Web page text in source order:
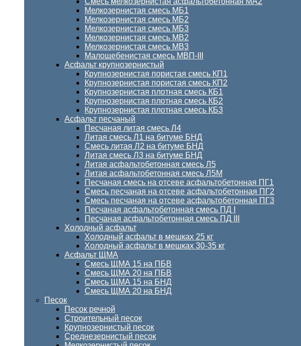
Мелкозернистая смесь МБ1
Мелкозернистая смесь МБ2
Мелкозернистая смесь МБ3
Мелкозернистая смесь МВ2
Мелкозернистая смесь МВ3
Малощебенистая смесь МВП-III
Асфальт крупнозернистый
Крупнозернистая пористая смесь КП1
Крупнозернистая пористая смесь КП2
Крупнозернистая плотная смесь КБ1
Крупнозернистая плотная смесь КБ2
Крупнозернистая плотная смесь КБ3
Асфальт песчаный
Песчаная литая смесь Л4
Литая смесь Л1 на битуме БНД
Смесь литая Л2 на битуме БНД
Литая смесь Л3 на битуме БНД
Литая асфальтобетонная смесь Л5
Литая асфальтобетонная смесь Л5М
Песчаная смесь на отсеве асфальтобетонная ПГ1
Смесь песчаная на отсеве асфальтобетонная ПГ2
Смесь песчаная на отсеве асфальтобетонная ПГ3
Песчаная асфальтобетонная смесь ПД I
Песчаная асфальтобетонная смесь ПД III
Холодный асфальт
Холодный асфальт в мешках 25 кг
Холодный асфальт в мешках 30-35 кг
Асфальт ЩМА
Смесь ЩМА 15 на ПБВ
Смесь ЩМА 20 на ПБВ
Смесь ЩМА 15 на БНД
Смесь ЩМА 20 на БНД
Песок
Песок речной
Строительный песок
Крупнозернистый песок
Среднезернистый песок